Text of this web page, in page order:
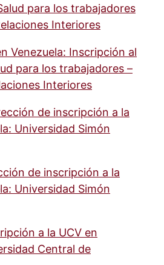
Venezuela: Inscripción al
para los trabajadores –
Interiores
de inscripción a la
Universidad Simón